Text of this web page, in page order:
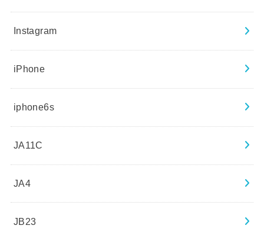
Instagram
iPhone
iphone6s
JA11C
JA4
JB23